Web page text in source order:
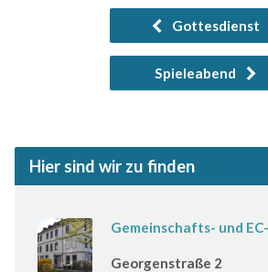
Gottesdienst
Spieleabend
Hier sind wir zu finden
Gemeinschafts- und
Georgenstraße 2